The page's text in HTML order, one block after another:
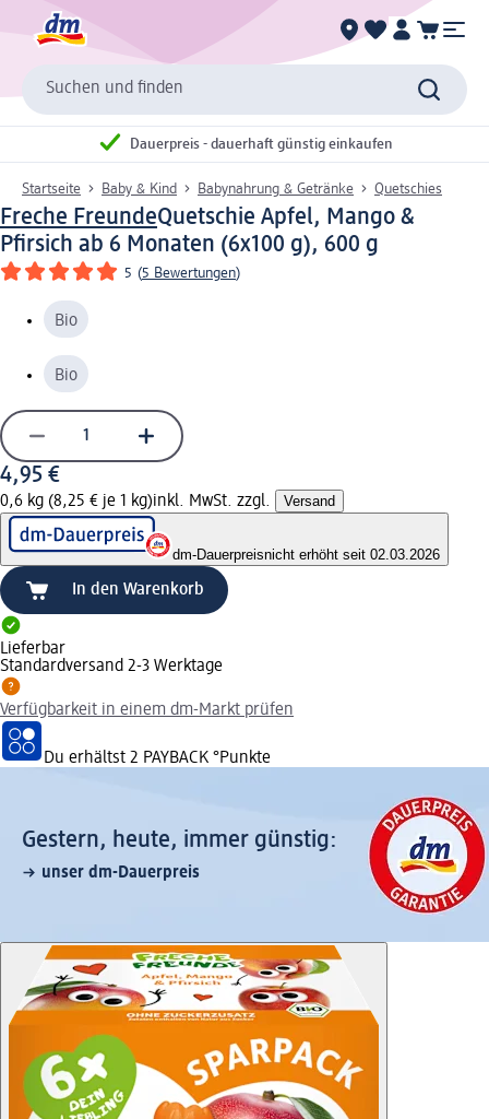
Suchen und finden
Dauerpreis - dauerhaft günstig einkaufen
Startseite Baby & Kind Babynahrung & Getränke Quetschies
Freche FreundeQuetschie Apfel, Mango &
Pfirsich ab 6 Monaten (6x100 g), 600 g
5 (5 Bewertungen)
Bio
Bio
4,95 €
0,6 kg (8,25 € je 1 kg)inkl. MwSt. zzgl. Versand
dm-Dauerpreisnicht erhöht seit 02.03.2026
In den Warenkorb
Lieferbar
Standardversand 2-3 Werktage
Verfügbarkeit in einem dm-Markt prüfen
Du erhältst 2 PAYBACK °Punkte
Gestern, heute, immer günstig:
unser dm-Dauerpreis